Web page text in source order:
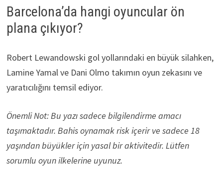
Barcelona’da hangi oyuncular ön
plana çıkıyor?
Robert Lewandowski gol yollarındaki en büyük silahken,
Lamine Yamal ve Dani Olmo takımın oyun zekasını ve
yaratıcılığını temsil ediyor.
Önemli Not: Bu yazı sadece bilgilendirme amacı
taşımaktadır. Bahis oynamak risk içerir ve sadece 18
yaşından büyükler için yasal bir aktivitedir. Lütfen
sorumlu oyun ilkelerine uyunuz.